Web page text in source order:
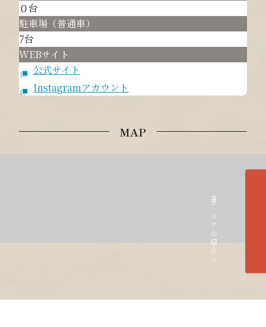
０台
駐車場（普通車）
7台
WEBサイト
公式サイト
Instagramアカウント
MAP
各エリアの紹介へ